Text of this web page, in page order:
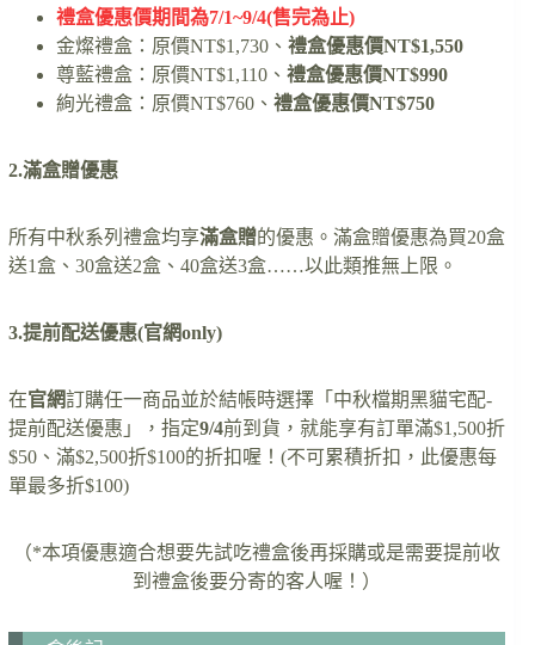
禮盒優惠價期間為7/1~9/4(售完為止)
金燦禮盒：原價NT$1,730、 禮盒優惠價NT$1,550
尊藍禮盒：原價NT$1,110、 禮盒優惠價NT$990
絢光禮盒：原價NT$760、 禮盒優惠價NT$750
2.滿盒贈優惠
所有中秋系列禮盒均享滿盒贈的優惠。滿盒贈優惠為買20盒
送1盒、30盒送2盒、40盒送3盒……以此類推無上限。
3.提前配送優惠(官網only)
在官網訂購任一商品並於結帳時選擇「中秋檔期黑貓宅配-
提前配送優惠」，指定9/4前到貨，就能享有訂單滿$1,500折
$50、滿$2,500折$100的折扣喔！(不可累積折扣，此優惠每
單最多折$100)
（*本項優惠適合想要先試吃禮盒後再採購或是需要提前收
到禮盒後要分寄的客人喔！）